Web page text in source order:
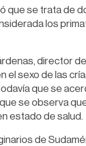
que se trata de
los
director
el sexo de las
que se
se observa
estado de salud.
de